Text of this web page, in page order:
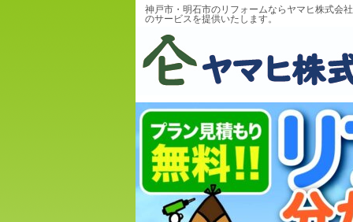
神戸市・明石市のリフォームならヤマヒ株式会
のサービスを提供いたします。